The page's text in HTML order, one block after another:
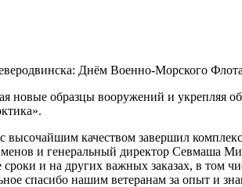
Днём Военно-Морского
образцы вооружений и укрепляя
качеством завершил
и генеральный директор Севмаша
и на других важных заказах, в том
спасибо нашим ветеранам за опыт и